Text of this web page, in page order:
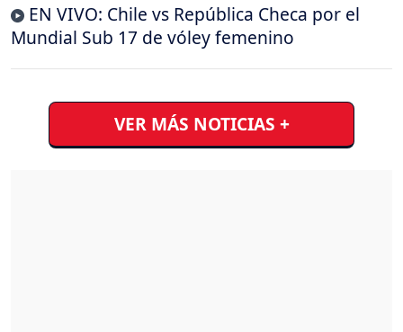
EN VIVO: Chile vs República Checa por el
Mundial Sub 17 de vóley femenino
VER MÁS NOTICIAS +